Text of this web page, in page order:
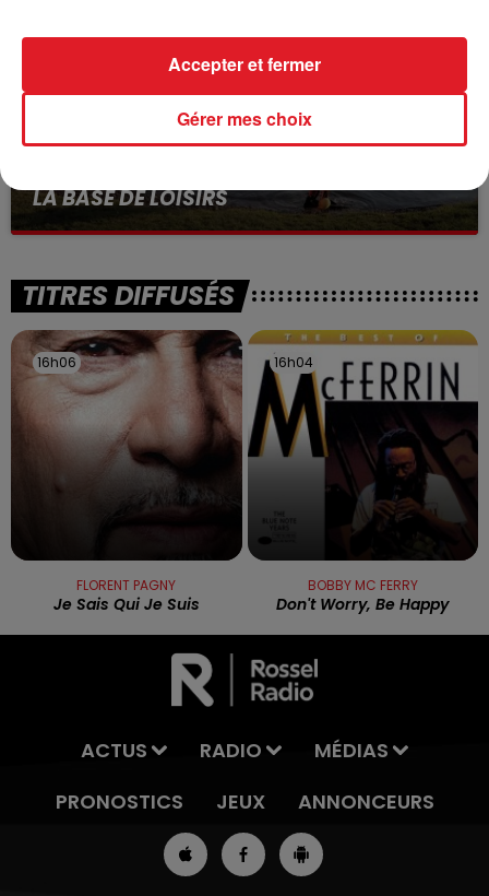
13 juillet 2026
LA BASE DE LOISIRS
La victime a coulé à pic
TITRES DIFFUSÉS
16h06
16h06
FLORENT PAGNY
Je Sais Qui Je Suis
16h04
16h04
BOBBY MC FERRY
Don't Worry, Be Happy
ACTUS RADIO
MÉDIAS
PRONOSTICS
JEUX ANNONCEURS
Gérer mes choix
Accepter et fermer